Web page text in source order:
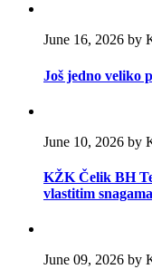
June 16, 2026 by
Još jedno veliko
June 10, 2026 by
KŽK Čelik BH
vlastitim snagama
June 09, 2026 by